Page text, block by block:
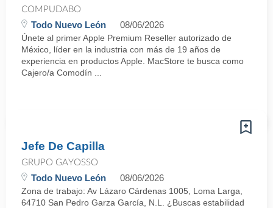
COMPUDABO
Todo Nuevo León 08/06/2026
Únete al primer Apple Premium Reseller autorizado de
México, líder en la industria con más de 19 años de
experiencia en productos Apple. MacStore te busca como
Cajero/a Comodín ...
Jefe De Capilla
GRUPO GAYOSSO
Todo Nuevo León 08/06/2026
Zona de trabajo: Av Lázaro Cárdenas 1005, Loma Larga,
64710 San Pedro Garza García, N.L. ¿Buscas estabilidad